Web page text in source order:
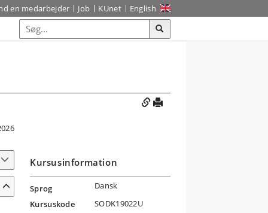
en medarbejder Job KUnet English
Kursusinformation
Sprog
Dansk
Kursuskode
SODK19022U